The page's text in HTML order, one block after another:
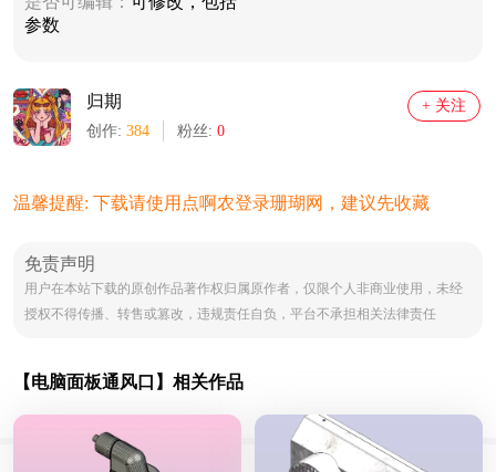
参数
归期
创作: 384 粉丝: 0
+ 关注
温馨提醒: 下载请使用点啊农登录珊瑚网，建议先收藏
免责声明
用户在本站下载的原创作品著作权归属原作者，仅限个人非商业使用，未经
授权不得传播、转售或篡改，违规责任自负，平台不承担相关法律责任
【电脑面板通风口】相关作品